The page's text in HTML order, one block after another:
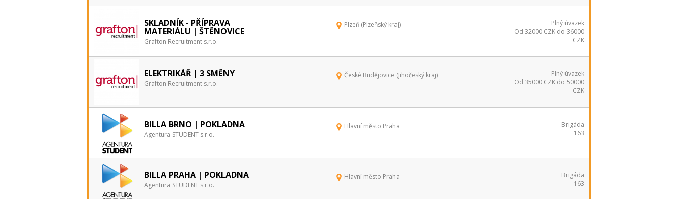
SKLADNÍK - PŘÍPRAVA
MATERIÁLU | ŠTĚNOVICE
Grafton Recruitment s.r.o.
Plzeň (Plzeňský kraj)
Plný úvazek
Od 32000 CZK do 36000
CZK
ELEKTRIKÁŘ | 3 SMĚNY
Grafton Recruitment s.r.o.
České Budějovice (Jihočeský kraj)
Plný úvazek
Od 35000 CZK do 50000
CZK
BILLA BRNO | POKLADNA
Agentura STUDENT s.r.o.
Hlavní město Praha
Brigáda
163
BILLA PRAHA | POKLADNA
Agentura STUDENT s.r.o.
Hlavní město Praha
Brigáda
163